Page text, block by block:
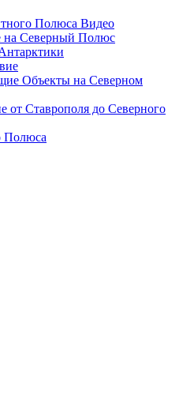
Полюса Видео
на Северный Полюс
Объекты на Северном
от Ставрополя до Северного
Полюса